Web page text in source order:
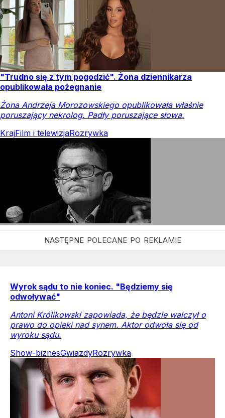
"Trudno się z tym pogodzić". Żona dziennikarza
opublikowała pożegnanie
Żona Andrzeja Morozowskiego opublikowała właśnie
poruszający nekrolog. Padły poruszające słowa.
KrajFilm i telewizjaRozrywka
Wyrok sądu to nie koniec. "Będziemy się
odwoływać"
Antoni Królikowski zapowiada, że będzie walczył o
prawo do opieki nad synem. Aktor odwoła się od
wyroku sądu.
Show-biznesGwiazdyRozrywka